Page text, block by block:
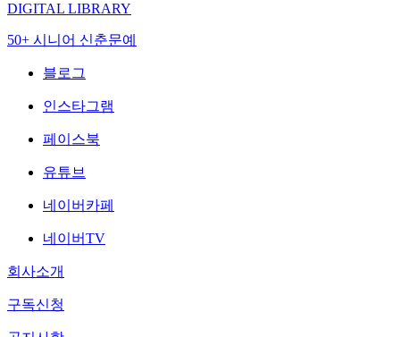
DIGITAL LIBRARY
50+ 시니어 신춘문예
블로그
인스타그램
페이스북
유튜브
네이버카페
네이버TV
회사소개
구독신청